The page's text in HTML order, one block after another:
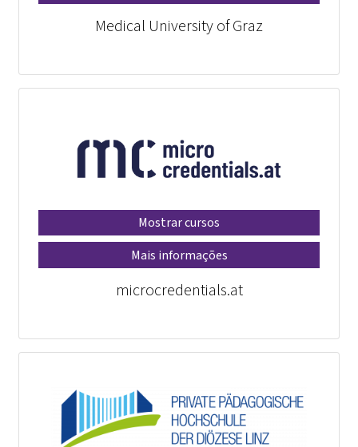
Medical University of Graz
Mostrar cursos
Mais informações
microcredentials.at